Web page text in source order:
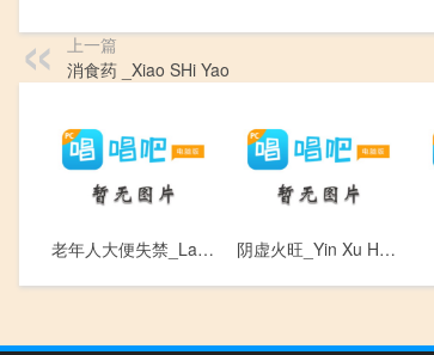
上一篇
消食药 _Xiao SHi Yao
老年人大便失禁_Lao Nian Ren Da Bian Shi Jin 阴虚火旺_Yin Xu Huo Wang